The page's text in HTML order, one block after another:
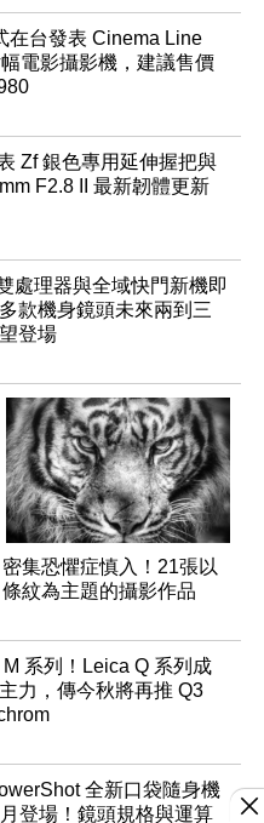
在台發表 Cinema Line
電影攝影機，建議售價
Zf 銀色專用延伸握把與
F2.8 II 最新韌體更新
處理器與全域快門新機即
款機身鏡頭未來兩到三
登場
密集恐懼症慎入！21張以
條紋為主題的攝影作品
系列！Leica Q 系列成
力，傳今秋將再推 Q3
全新口袋隨身機
登場！鏡頭規格與運算